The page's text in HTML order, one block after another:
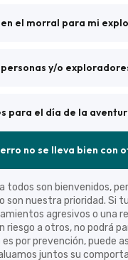
el morral para mi
y/o
para el día de la
no se lleva bien con
todos son bienvenidos,
son nuestra prioridad. Si
agresivos o una
riesgo a otros, no podrá
es por prevención, puede
juntos su